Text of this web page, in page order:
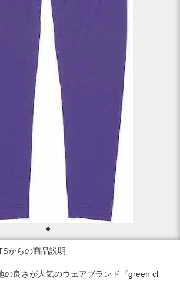
からの商品説明
の良さが人気のウェアブランド『green cl